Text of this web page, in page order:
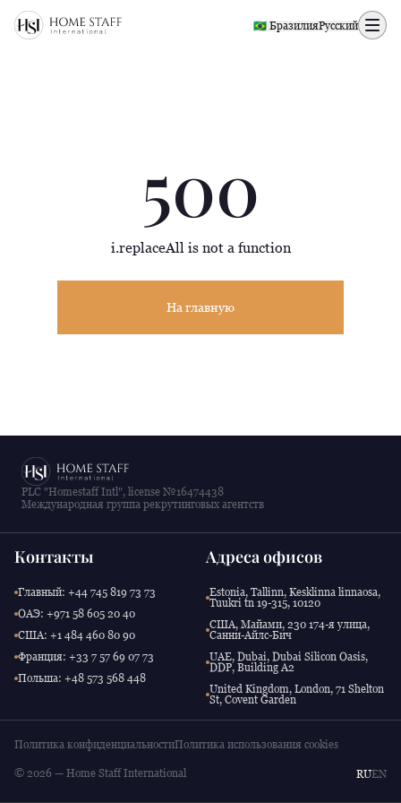
500 page
🇧🇷 БразилияРусский
500
i.replaceAll is not a function
На главную
PLC "Homestaff Intl", license №16474438
Международная группа рекрутинговых агентств
Контакты
Главный: +44 745 819 73 73
ОАЭ: +971 58 605 20 40
США: +1 484 460 80 90
Франция: +33 7 57 69 07 73
Польша: +48 573 568 448
Адреса офисов
Estonia, Tallinn, Kesklinna linnaosa,
Tuukri tn 19-315, 10120
США, Майами, 230 174-я улица,
Санни-Айлс-Бич
UAE, Dubai, Dubai Silicon Oasis,
DDP, Building A2
United Kingdom, London, 71 Shelton
St, Covent Garden
Политика конфиденциальностиПолитика использования cookies
© 2026 — Home Staff International RUEN